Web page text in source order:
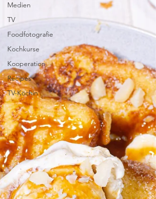
Medien
TV
Foodfotografie
Kochkurse
Kooperation
Recipes
TV-Köchin